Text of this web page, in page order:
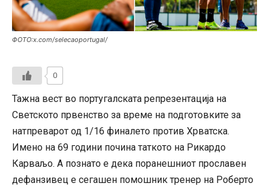
ФОТО:x.com/selecaoportugal/
0
Тажна вест во португалската репрезентација на
Светското првенство за време на подготовките за
натпреварот од 1/16 финалето против Хрватска.
Имено на 69 години почина таткото на Рикардо
Карваљо. А познато е дека поранешниот прославен
дефанзивец е сегашен помошник тренер на Роберто